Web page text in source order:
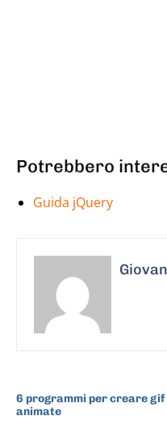
Potrebbero
Guida jQuery
6 programmi per creare gif
animate